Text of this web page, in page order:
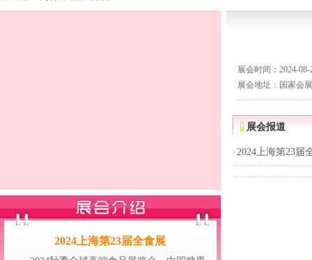
2024上海第23届全食展
展会时间：2024-08-
展会地址：国家会
展会报道
·2024上海第23届